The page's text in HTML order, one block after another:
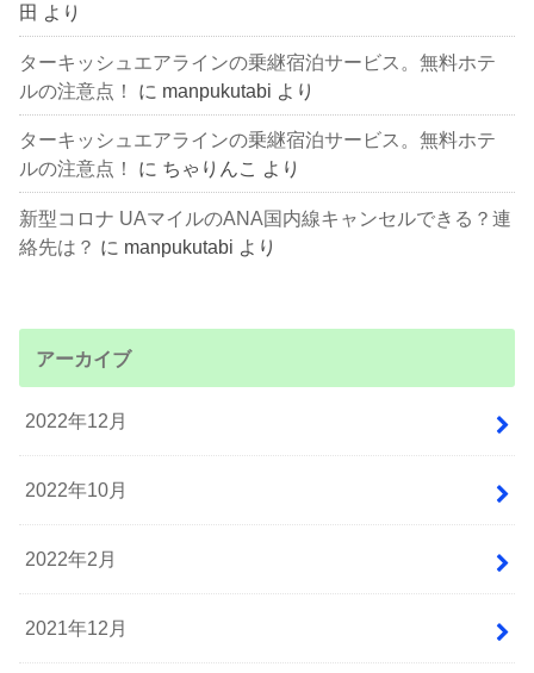
田 より
ターキッシュエアラインの乗継宿泊サービス。無料ホテ
ルの注意点！
に manpukutabi より
ターキッシュエアラインの乗継宿泊サービス。無料ホテ
ルの注意点！
に ちゃりんこ より
新型コロナ UAマイルのANA国内線キャンセルできる？連
絡先は？ に manpukutabi より
アーカイブ
2022年12月
2022年10月
2022年2月
2021年12月